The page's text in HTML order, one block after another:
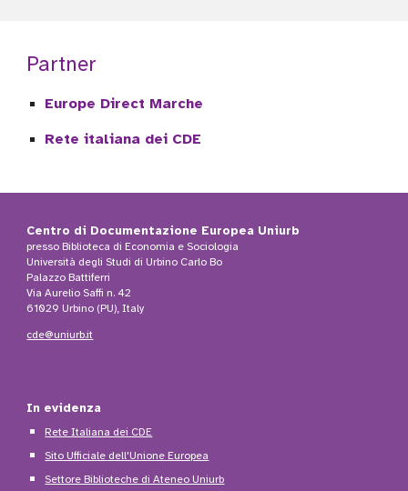
Partner
Europe Direct Marche
Rete italiana dei CDE
Centro di Documentazione Europea Uniurb
presso Biblioteca di Economia e Sociologia
Università degli Studi di Urbino Carlo Bo
Palazzo Battiferri
Via Aurelio Saffi n. 42
61029 Urbino (PU), Italy
cde@uniurb.it
In evidenza
Rete Italiana dei CDE
Sito Ufficiale dell'Unione Europea
Settore Biblioteche di Ateneo Uniurb